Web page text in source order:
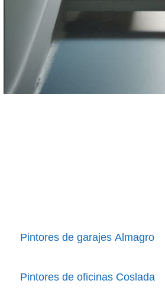
Pintores de garajes Almagro
Pintores de oficinas Coslada